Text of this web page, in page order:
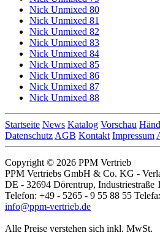
Nick Unmixed 80
Nick Unmixed 81
Nick Unmixed 82
Nick Unmixed 83
Nick Unmixed 84
Nick Unmixed 85
Nick Unmixed 86
Nick Unmixed 87
Nick Unmixed 88
Startseite News Katalog Vorschau
Datenschutz AGB Kontakt Impressum
Copyright © 2026 PPM Vertrieb
PPM Vertriebs GmbH & Co. KG -
DE - 32694 Dörentrup, Industriestraße
Telefon: +49 - 5265 - 9 55 88 55
info@ppm-vertrieb.de
Alle Preise verstehen sich inkl. MwSt.